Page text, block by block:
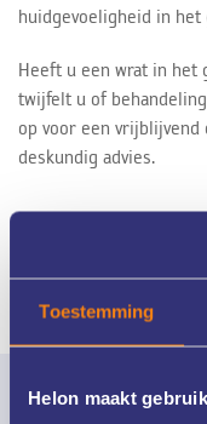
Toestemming
Helon maakt
huidgevoeligheid in het
Heeft u een wrat in het
twijfelt u of
op voor een vrijblijvend
deskundig advies.